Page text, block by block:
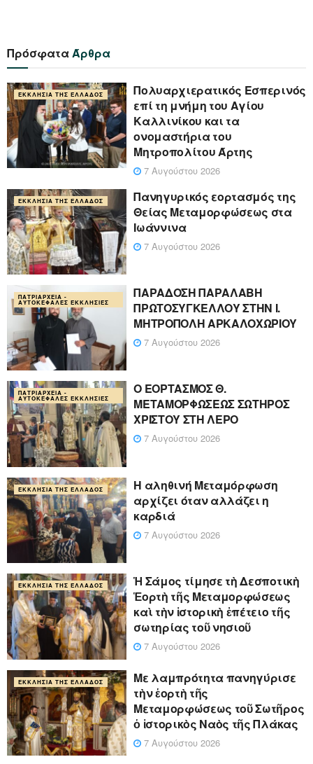
ΠρόσφαταΆρθρα
ΕΚΚΛΗΣΊΑ ΤΗΣ ΕΛΛΆΔΟΣ
Πολυαρχιερατικός Εσπερινός
επί τη μνήμη του Αγίου
Καλλινίκου και τα
ονομαστήρια του
Μητροπολίτου Άρτης
7 Αυγούστου 2026
ΕΚΚΛΗΣΊΑ ΤΗΣ ΕΛΛΆΔΟΣ
Πανηγυρικός εορτασμός της
Θείας Μεταμορφώσεως στα
Ιωάννινα
7 Αυγούστου 2026
ΠΑΤΡΙΑΡΧΕΊΑ -
ΑΥΤΟΚΈΦΑΛΕΣ ΕΚΚΛΗΣΊΕΣ
ΠΑΡΑΔΟΣΗ ΠΑΡΑΛΑΒΗ
ΠΡΩΤΟΣΥΓΚΕΛΛΟΥ ΣΤΗΝ Ι.
ΜΗΤΡΟΠΟΛΗ ΑΡΚΑΛΟΧΩΡΙΟΥ
7 Αυγούστου 2026
ΠΑΤΡΙΑΡΧΕΊΑ -
ΑΥΤΟΚΈΦΑΛΕΣ ΕΚΚΛΗΣΊΕΣ
Ο ΕΟΡΤΑΣΜΟΣ Θ.
ΜΕΤΑΜΟΡΦΩΣΕΩΣ ΣΩΤΗΡΟΣ
ΧΡΙΣΤΟΥ ΣΤΗ ΛΕΡΟ
7 Αυγούστου 2026
ΕΚΚΛΗΣΊΑ ΤΗΣ ΕΛΛΆΔΟΣ
Η αληθινή Μεταμόρφωση
αρχίζει όταν αλλάζει η
καρδιά
7 Αυγούστου 2026
ΕΚΚΛΗΣΊΑ ΤΗΣ ΕΛΛΆΔΟΣ
Ἡ Σάμος τίμησε τὴ Δεσποτικὴ
Ἑορτὴ τῆς Μεταμορφώσεως
καὶ τὴν ἱστορικὴ ἐπέτειο τῆς
σωτηρίας τοῦ νησιοῦ
7 Αυγούστου 2026
ΕΚΚΛΗΣΊΑ ΤΗΣ ΕΛΛΆΔΟΣ
Με λαμπρότητα πανηγύρισε
τὴν ἑορτὴ τῆς
Μεταμορφώσεως τοῦ Σωτῆρος
ὁ ἱστορικὸς Ναὸς τῆς Πλάκας
7 Αυγούστου 2026